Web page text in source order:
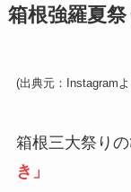
箱根強羅夏
(出典元：Instagramよ
箱根三大祭り
き」